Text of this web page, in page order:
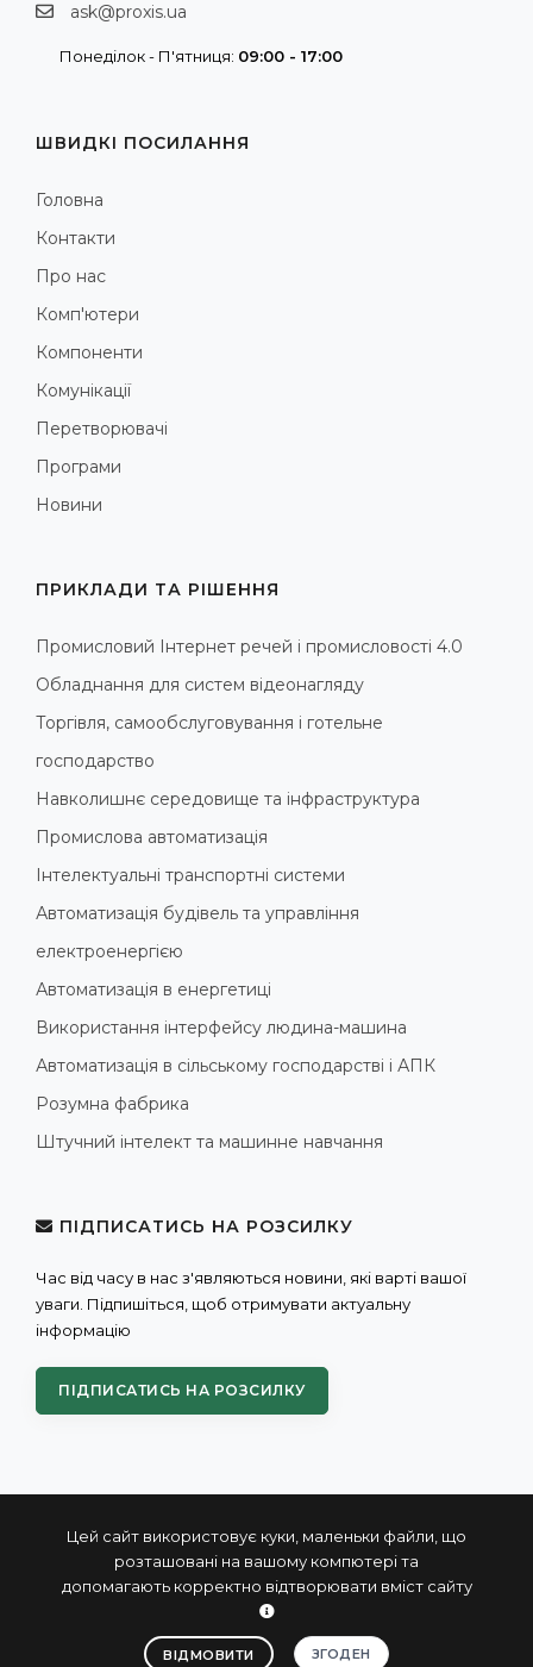
Цей сайт використовує куки, маленьки файли, що
розташовані на вашому компютері та
допомагають корректно відтворювати вміст сайту
ВІДМОВИТИ ЗГОДЕН
ask@proxis.ua
Понеділок - П'ятниця: 09:00 - 17:00
ШВИДКІ ПОСИЛАННЯ
Головна
Контакти
Про нас
Комп'ютери
Компоненти
Комунікації
Перетворювачі
Програми
Новини
ПРИКЛАДИ ТА РІШЕННЯ
Промисловий Інтернет речей і промисловості 4.0
Обладнання для систем відеонагляду
Торгівля, самообслуговування і готельне
господарство
Навколишнє середовище та інфраструктура
Промислова автоматизація
Інтелектуальні транспортні системи
Автоматизація будівель та управління
електроенергією
Автоматизація в енергетиці
Використання інтерфейсу людина-машина
Автоматизація в сільському господарстві і АПК
Розумна фабрика
Штучний інтелект та машинне навчання
ПІДПИСАТИСЬ НА РОЗСИЛКУ
Час від часу в нас з'являються новини, які варті вашої
уваги. Підпишіться, щоб отримувати актуальну
інформацію
ПІДПИСАТИСЬ НА РОЗСИЛКУ
© 2004 - 2026 ПРОКСИС™ - промислові комп'ютери та
системи